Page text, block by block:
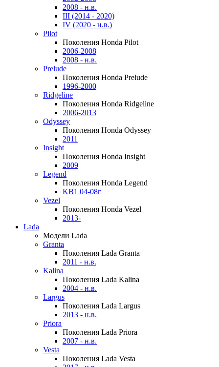
2008 - н.в.
III (2014 - 2020)
IV (2020 - н.в.)
Pilot
Поколения Honda Pilot
2006-2008
2008 - н.в.
Prelude
Поколения Honda Prelude
1996-2000
Ridgeline
Поколения Honda Ridgeline
2006-2013
Odyssey
Поколения Honda Odyssey
2011
Insight
Поколения Honda Insight
2009
Legend
Поколения Honda Legend
KB1 04-08г
Vezel
Поколения Honda Vezel
2013-
Lada
Модели Lada
Granta
Поколения Lada Granta
2011 - н.в.
Kalina
Поколения Lada Kalina
2004 - н.в.
Largus
Поколения Lada Largus
2013 - н.в.
Priora
Поколения Lada Priora
2007 - н.в.
Vesta
Поколения Lada Vesta